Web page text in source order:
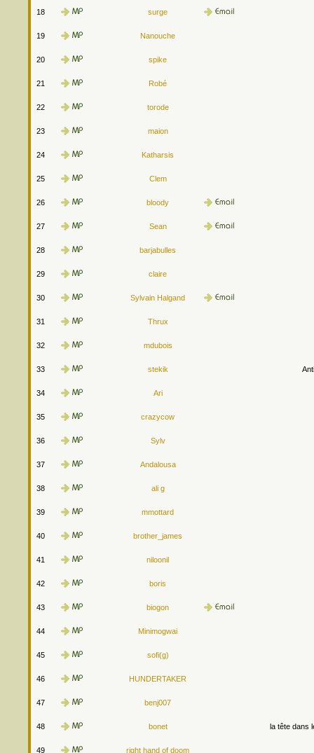
18 surge
19 Nanouche
20 spike
21 Robé
22 torode
23 maion
24 Katharsis
25 Clem
26 bloody
27 Sean
28 barjabulles
29 claire
30 Sylvain Halgand
31 Thrux
32 mdubois
33 stekik
34 Ari
35 crazycow
36 Sylv
37 Andalousa
38 ali g
39 mmottard
40 brother_james
41 niloonil
42 boris
43 biogon
44 Minimogwai
45 sofi(g)
46 HUNDERTAKER
47 benj007
48 bonet la tête dans
49 right hand of doom